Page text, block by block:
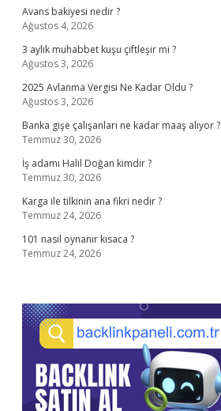
Avans bakiyesi nedir ?
Ağustos 4, 2026
3 aylık muhabbet kuşu çiftleşir mi ?
Ağustos 3, 2026
2025 Avlanma Vergisi Ne Kadar Oldu ?
Ağustos 3, 2026
Banka gişe çalışanları ne kadar maaş alıyor ?
Temmuz 30, 2026
İş adamı Halil Doğan kimdir ?
Temmuz 30, 2026
Karga ile tilkinin ana fikri nedir ?
Temmuz 24, 2026
101 nasıl oynanır kısaca ?
Temmuz 24, 2026